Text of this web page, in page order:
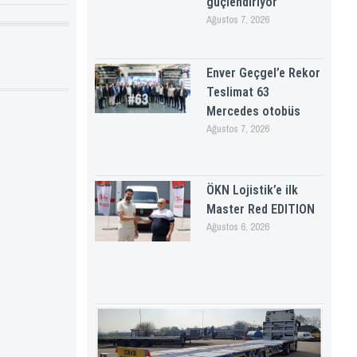
Ağustos 7, 2026
Enver Geçgel’e Rekor
Teslimat 63
Mercedes otobüs
Ağustos 7, 2026
ÖKN Lojistik’e ilk
Master Red EDITION
Ağustos 6, 2026